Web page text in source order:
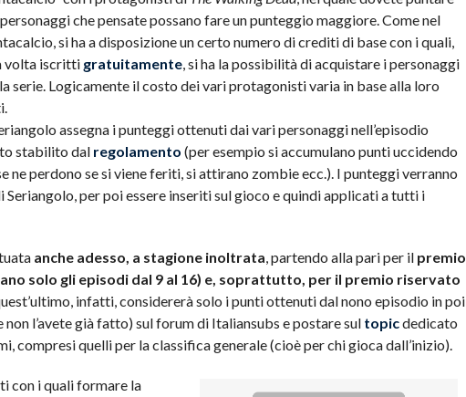
che pensate possano fare un punteggio maggiore. Come nel
si ha a disposizione un certo numero di crediti di base con i quali,
volta iscritti gratuitamente, si ha la possibilità di acquistare i personaggi
serie. Logicamente il costo dei vari protagonisti varia in base alla loro
assegna i punteggi ottenuti dai vari personaggi nell’episodio
stabilito dal regolamento (per esempio si accumulano punti uccidendo
ne perdono se si viene feriti, si attirano zombie ecc.). I punteggi verranno
per poi essere inseriti sul gioco e quindi applicati a tutti i
anche adesso, a stagione inoltrata, partendo alla pari per il premio
solo gli episodi dal 9 al 16) e, soprattutto, per il premio riservato
infatti, considererà solo i punti ottenuti dal nono episodio in poi
l’avete già fatto) sul forum di Italiansubs e postare sul topicdedicato
compresi quelli per la classifica generale (cioè per chi gioca dall’inizio).
con i quali formare la